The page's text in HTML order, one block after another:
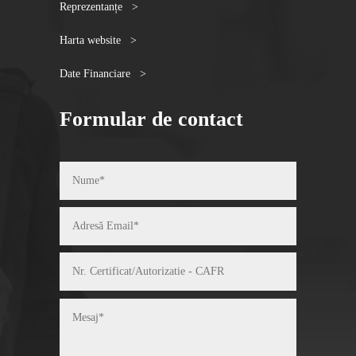
Reprezentanțe >
Harta website >
Date Financiare >
Formular de contact